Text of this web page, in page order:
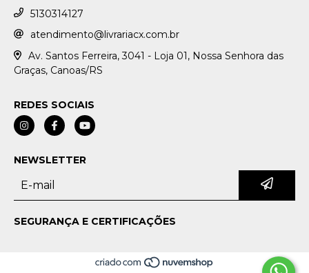
5130314127
atendimento@livrariacx.com.br
Av. Santos Ferreira, 3041 - Loja 01, Nossa Senhora das
Graças, Canoas/RS
REDES SOCIAIS
NEWSLETTER
SEGURANÇA E CERTIFICAÇÕES